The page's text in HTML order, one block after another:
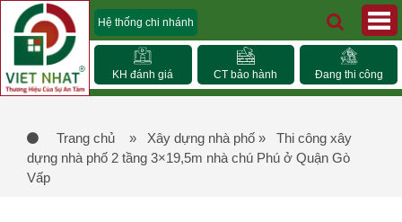
Hệ thống chi nhánh
KH đánh giá CT bảo hành Đang thi công
Trang chủ » Xây dựng nhà phố » Thi công xây
dựng nhà phố 2 tầng 3×19,5m nhà chú Phú ở Quận Gò
Vấp